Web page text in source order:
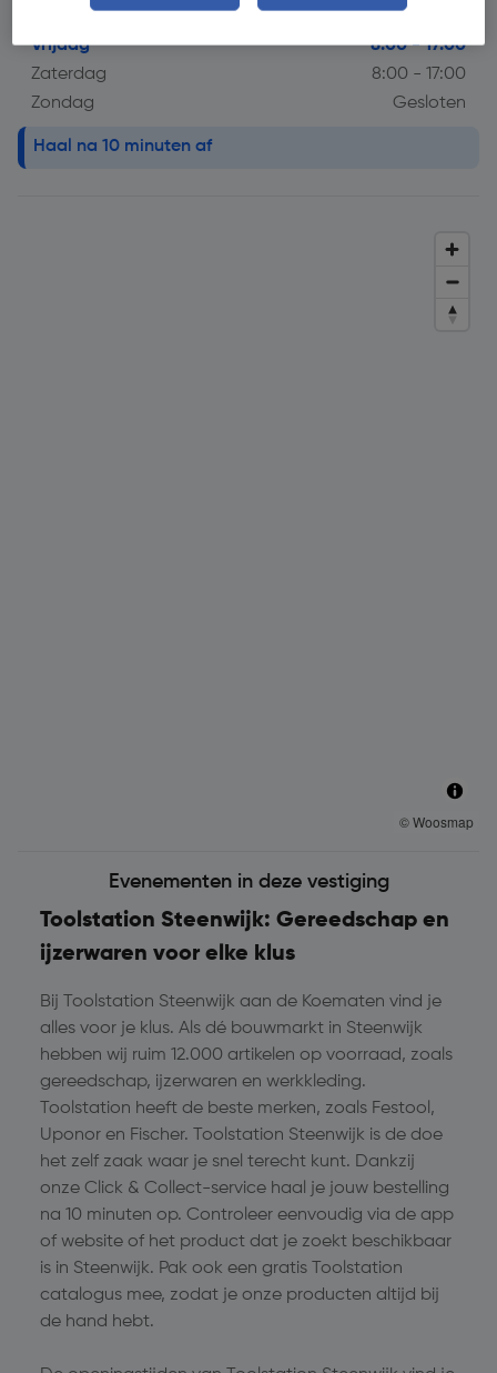
Donderdag
8:00 - 17:00
Vrijdag
8:00 - 17:00
Zaterdag
8:00 - 17:00
Zondag
Gesloten
info alert!
Haal na 10 minuten af
Evenementen in deze vestiging
Toolstation Steenwijk: Gereedschap en
ijzerwaren voor elke klus
Bij Toolstation Steenwijk aan de Koematen vind je
alles voor je klus. Als dé bouwmarkt in Steenwijk
hebben wij ruim 12.000 artikelen op voorraad, zoals
gereedschap, ijzerwaren en werkkleding.
Toolstation heeft de beste merken, zoals Festool,
Uponor en Fischer. Toolstation Steenwijk is de doe
het zelf zaak waar je snel terecht kunt. Dankzij
onze Click & Collect-service haal je jouw bestelling
na 10 minuten op. Controleer eenvoudig via de app
of website of het product dat je zoekt beschikbaar
is in Steenwijk. Pak ook een gratis Toolstation
catalogus mee, zodat je onze producten altijd bij
de hand hebt.